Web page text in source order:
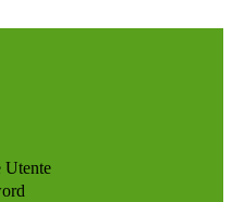
Utente